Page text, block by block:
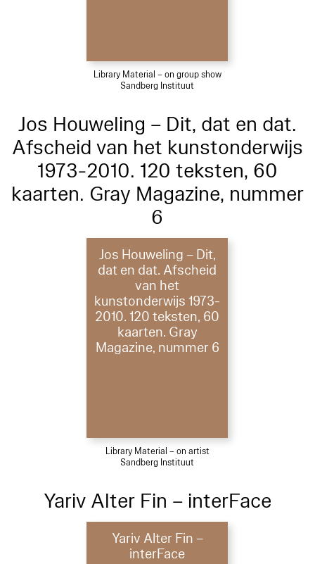
Library Material – on group show
Sandberg Instituut
Jos Houweling – Dit, dat en dat.
Afscheid van het kunstonderwijs
1973-2010. 120 teksten, 60
kaarten. Gray Magazine, nummer
6
Jos Houweling – Dit,
dat en dat. Afscheid
van het
kunstonderwijs 1973-
2010. 120 teksten, 60
kaarten. Gray
Magazine, nummer 6
Library Material – on artist
Sandberg Instituut
Yariv Alter Fin – interFace
Yariv Alter Fin –
interFace